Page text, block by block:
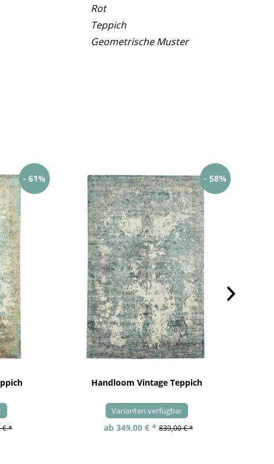
Rot
Teppich
Geometrische Muster
- 61%
€ *
- 58%
Handloom Vintage Teppich
Varianten verfügbar
ab 349,00 € * 839,00 € *